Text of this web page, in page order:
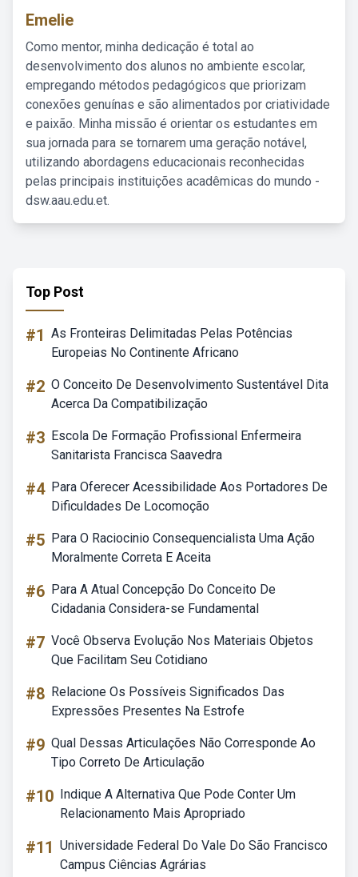
Emelie
Como mentor, minha dedicação é total ao
desenvolvimento dos alunos no ambiente escolar,
empregando métodos pedagógicos que priorizam
conexões genuínas e são alimentados por criatividade
e paixão. Minha missão é orientar os estudantes em
sua jornada para se tornarem uma geração notável,
utilizando abordagens educacionais reconhecidas
pelas principais instituições acadêmicas do mundo -
dsw.aau.edu.et.
Top Post
#1 As Fronteiras Delimitadas Pelas Potências
Europeias No Continente Africano
#2 O Conceito De Desenvolvimento Sustentável Dita
Acerca Da Compatibilização
#3 Escola De Formação Profissional Enfermeira
Sanitarista Francisca Saavedra
#4 Para Oferecer Acessibilidade Aos Portadores De
Dificuldades De Locomoção
#5 Para O Raciocinio Consequencialista Uma Ação
Moralmente Correta E Aceita
#6 Para A Atual Concepção Do Conceito De
Cidadania Considera-se Fundamental
#7 Você Observa Evolução Nos Materiais Objetos
Que Facilitam Seu Cotidiano
#8 Relacione Os Possíveis Significados Das
Expressões Presentes Na Estrofe
#9 Qual Dessas Articulações Não Corresponde Ao
Tipo Correto De Articulação
#10 Indique A Alternativa Que Pode Conter Um
Relacionamento Mais Apropriado
#11 Universidade Federal Do Vale Do São Francisco
Campus Ciências Agrárias